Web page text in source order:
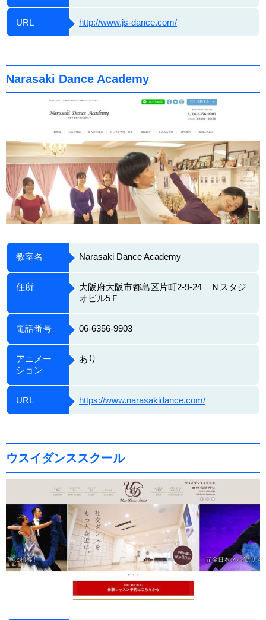
URL http://www.js-dance.com/
Narasaki Dance Academy
教室名 Narasaki Dance Academy
住所
大阪府大阪市都島区片町2-9-24 Ｎスタジ
オビル5Ｆ
電話番号 06-6356-9903
アニメー
ション
あり
URL https://www.narasakidance.com/
ウスイダンススクール